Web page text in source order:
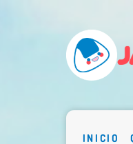
INICIO